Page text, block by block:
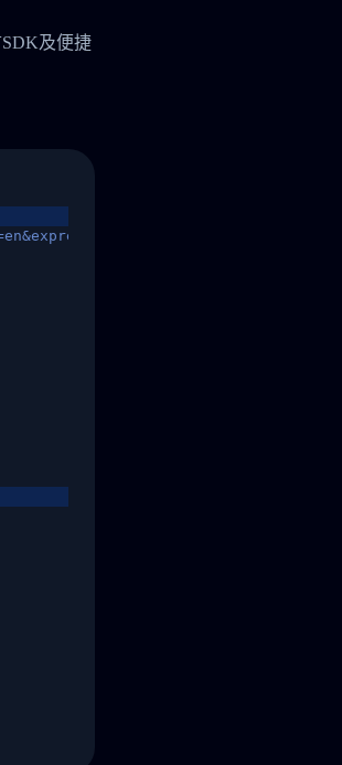
及便捷